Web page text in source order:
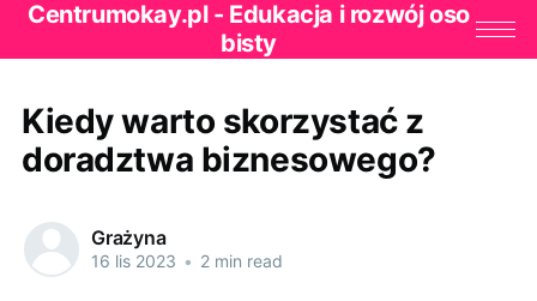
Centrumokay.pl - Edukacja i rozwój oso
bisty
Kiedy warto skorzystać z
doradztwa biznesowego?
Grażyna
16 lis 2023 • 2 min read